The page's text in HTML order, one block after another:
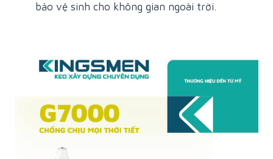
bảo vệ sinh cho không gian ngoài trời.